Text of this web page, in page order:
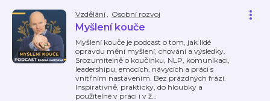
Vzdělání, Osobní rozvoj
Myšlení kouče
Myšlení kouče je podcast o tom, jak lidé
opravdu mění myšlení, chování a výsledky.
Srozumitelně o koučinku, NLP, komunikaci,
leadershipu, emocích, návycích a práci s
vnitřním nastavením. Bez prázdných frází.
Inspirativně, prakticky, do hloubky a
použitelné v práci i v ž…